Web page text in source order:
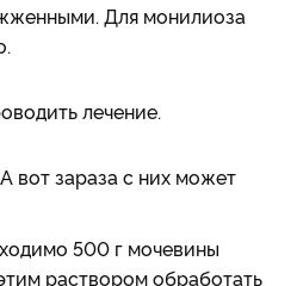
Для монилиоза
лечение.
вот зараза с них может
500 г мочевины
раствором обработать